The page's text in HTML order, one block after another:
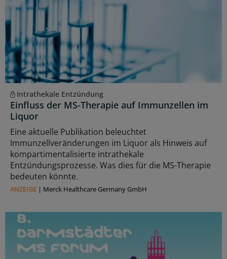
Intrathekale Entzündung
Einfluss der MS-Therapie auf Immunzellen im
Liquor
Eine aktuelle Publikation beleuchtet
Immunzellveränderungen im Liquor als Hinweis auf
kompartimentalisierte intrathekale
Entzündungsprozesse. Was dies für die MS-Therapie
bedeuten könnte.
ANZEIGE | Merck Healthcare Germany GmbH